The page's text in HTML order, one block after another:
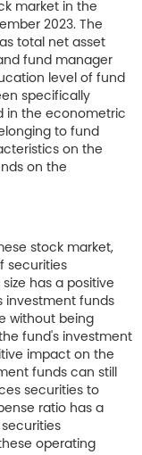
market in the
2023. The
total net asset
fund manager
level of fund
specifically
in the econometric
to fund
on the
on the
stock market,
securities
has a positive
investment funds
without being
fund's investment
impact on the
funds can still
securities to
ratio has a
operating